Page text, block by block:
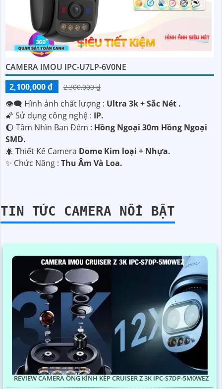
CAMERA IMOU IPC-U7LP-6V0NE
2,100,000 ₫
2,300,000 ₫
👁️‍🗨 Hình ảnh chất lượng : Ultra 3k + Sắc Nét .
🌠 Sử dụng công nghệ : IP.
🌔 Tầm Nhìn Ban Đêm : Hồng Ngoại 30m Hồng Ngoại
SMD.
🐜 Thiết Kế Camera Dome Kim loại + Nhựa.
️✨ Chức Năng : Thu Âm Và Loa.
TIN TỨC CAMERA NỔI BẬT
REVIEW CAMERA ỐNG KÍNH KÉP CRUISER Z 3K IPC-S7DP-5M0WEZ